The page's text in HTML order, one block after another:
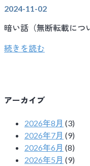
2024-11-02
暗い話（無断転載につ
続きを読む
アーカイブ
2026年8月 (3)
2026年7月 (9)
2026年6月 (8)
2026年5月 (9)